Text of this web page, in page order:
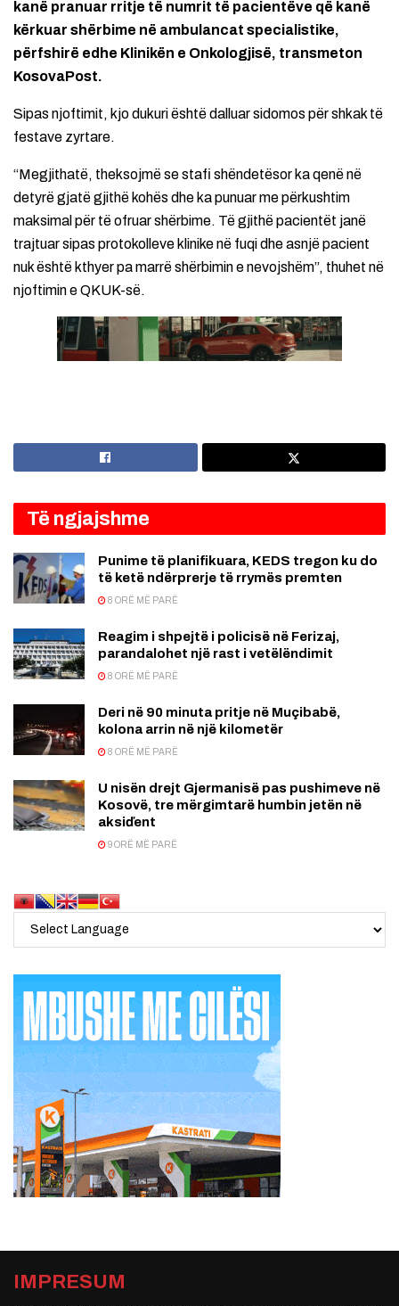
kanë pranuar rritje të numrit të pacientëve që kanë
kërkuar shërbime në ambulancat specialistike,
përfshirë edhe Klinikën e Onkologjisë, transmeton
KosovaPost.
Sipas njoftimit, kjo dukuri është dalluar sidomos për shkak të
festave zyrtare.
“Megjithatë, theksojmë se stafi shëndetësor ka qenë në
detyrë gjatë gjithë kohës dhe ka punuar me përkushtim
maksimal për të ofruar shërbime. Të gjithë pacientët janë
trajtuar sipas protokolleve klinike në fuqi dhe asnjë pacient
nuk është kthyer pa marrë shërbimin e nevojshëm”, thuhet në
njoftimin e QKUK-së.
Të ngjajshme
Punime të planifikuara, KEDS tregon ku do
të ketë ndërprerje të rrymës premten
8 ORË MË PARË
Reagim i shpejtë i policisë në Ferizaj,
parandalohet një rast i vetëlëndimit
8 ORË MË PARË
Deri në 90 minuta pritje në Muçibabë,
kolona arrin në një kilometër
8 ORË MË PARË
U nisën drejt Gjermanisë pas pushimeve në
Kosovë, tre mërgimtarë humbin jetën në
aksiďent
9 ORË MË PARË
IMPRESUM